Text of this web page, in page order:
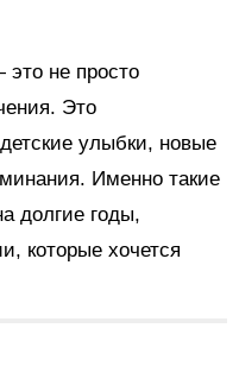
не просто
Это
улыбки, новые
Именно такие
долгие годы,
которые хочется